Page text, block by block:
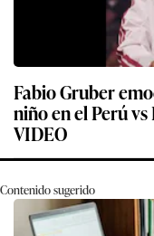
Fabio Gruber
niño en el Perú vs
VIDEO
Contenido sugerido